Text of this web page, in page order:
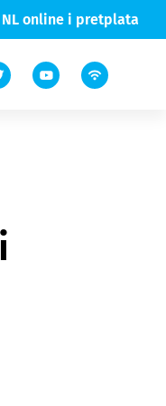
NL online i pretplata